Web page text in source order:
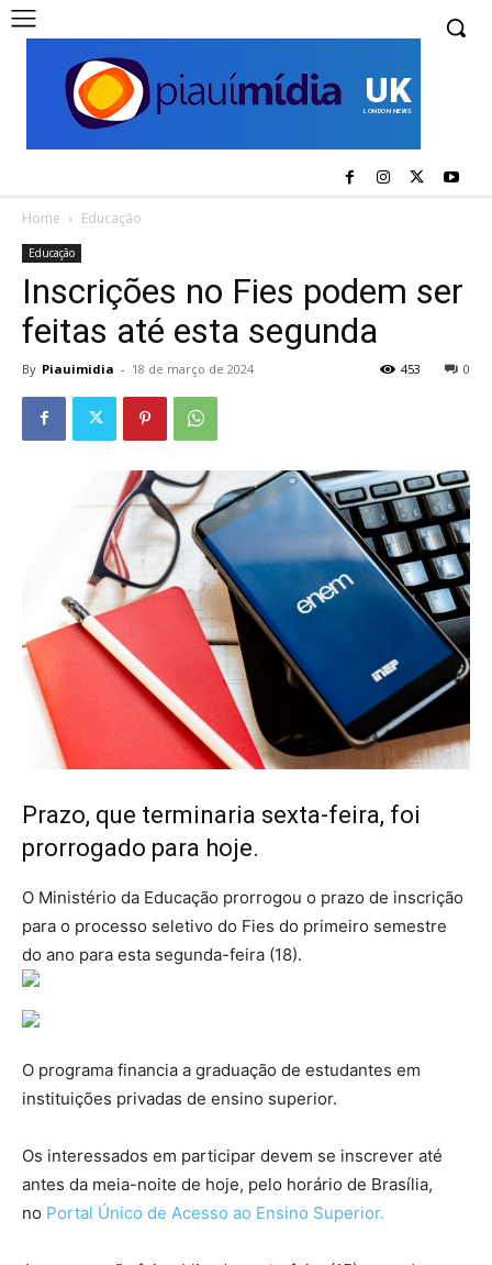
UK
LONDON NEWS
Home Educação
Educação
Inscrições no Fies podem ser
feitas até esta segunda
By Piauimidia - 18 de março de 2024 0
453
Prazo, que terminaria sexta-feira, foi
prorrogado para hoje.
O Ministério da Educação prorrogou o prazo de inscrição
para o processo seletivo do Fies do primeiro semestre
do ano para esta segunda-feira (18).
O programa financia a graduação de estudantes em
instituições privadas de ensino superior.
Os interessados em participar devem se inscrever até
antes da meia-noite de hoje, pelo horário de Brasília,
no Portal Único de Acesso ao Ensino Superior.